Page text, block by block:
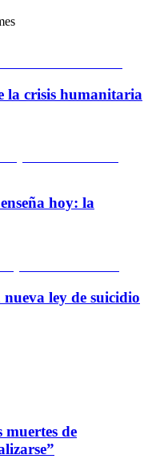
la crisis humanitaria
hoy: la
ley de suicidio
muertes de